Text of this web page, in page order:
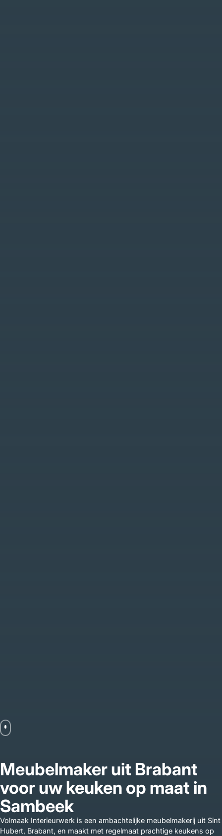
Meubelmaker uit Brabant
voor uw keuken op maat in
Sambeek
Volmaak Interieurwerk is een ambachtelijke meubelmakerij uit Sint
Hubert, Brabant, en maakt met regelmaat prachtige keukens op